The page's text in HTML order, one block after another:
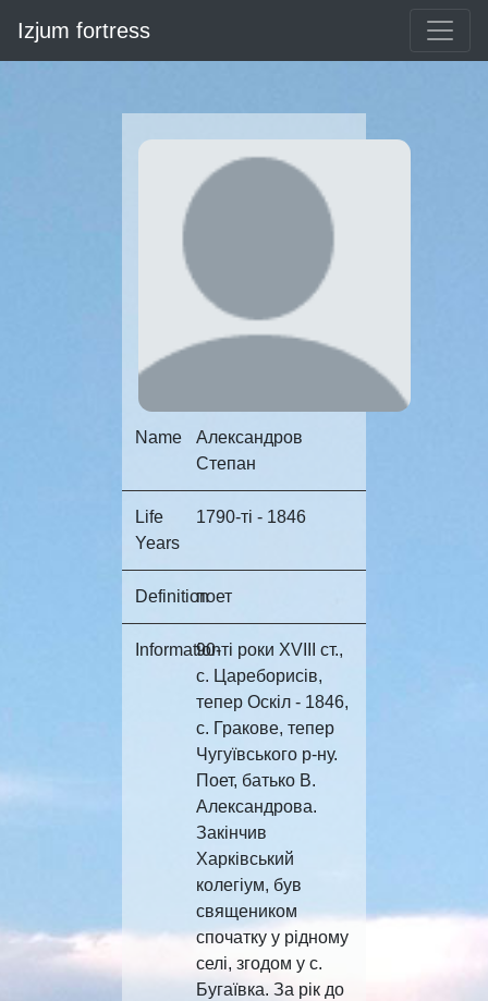
Izjum fortress
Name
Александров
Степан
Life
Years
1790-ті - 1846
Definitionпоет
Information90-ті роки XVIII ст.,
с. Цареборисів,
тепер Оскіл - 1846,
с. Гракове, тепер
Чугуївського р-ну.
Поет, батько В.
Александрова.
Закінчив
Харківський
колегіум, був
священиком
спочатку у рідному
селі, згодом у с.
Бугаївка. За рік до